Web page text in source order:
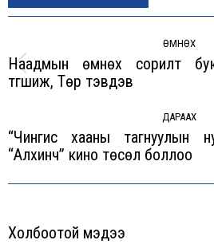
navigation
ӨМНӨХ
Наадмын өмнөх сорилт
түгшиж, Төр тэвдэв
ДАРААХ
Next
“Чингис хааны тагнуулын
“Алхинч” кино төсөл боллоо
Холбоотой мэдээ